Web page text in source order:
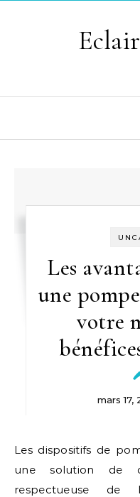
Les
une
votre
mars 17,
Les dispositifs de pompe à chaleur sont devenues
une solution de
respectueuse de